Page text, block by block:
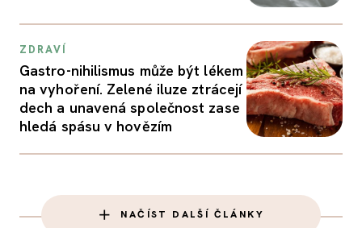
ZDRAVÍ
Gastro-nihilismus může být lékem
na vyhoření. Zelené iluze ztrácejí
dech a unavená společnost zase
hledá spásu v hovězím
NAČÍST DALŠÍ ČLÁNKY